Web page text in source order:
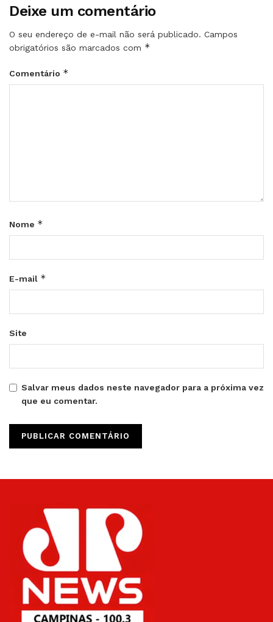
Deixe um comentário
O seu endereço de e-mail não será publicado. Campos
obrigatórios são marcados com *
Comentário *
Nome *
E-mail *
Site
Salvar meus dados neste navegador para a próxima vez
que eu comentar.